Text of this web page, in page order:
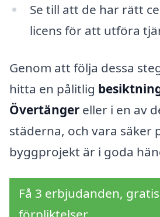
Se till att de har rätt
licens för att utföra
Genom att följa dessa
hitta en pålitlig
Övertänger eller i en av
städerna, och vara säker
byggprojekt är i goda
Få 3 erbjudanden,